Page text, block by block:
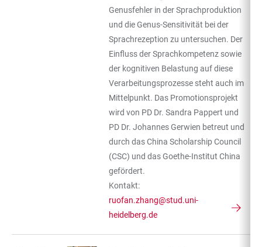
Genusfehler in der Sprachproduktion
und die Genus-Sensitivität bei der
Sprachrezeption zu untersuchen. Der
Einfluss der Sprachkompetenz sowie
der kognitiven Belastung auf diese
Verarbeitungsprozesse steht auch im
Mittelpunkt. Das Promotionsprojekt
wird von PD Dr. Sandra Pappert und
PD Dr. Johannes Gerwien betreut und
durch das China Scholarship Council
(CSC) und das Goethe-Institut China
gefördert.
Kontakt:
ruofan.zhang@stud.uni-
heidelberg.de